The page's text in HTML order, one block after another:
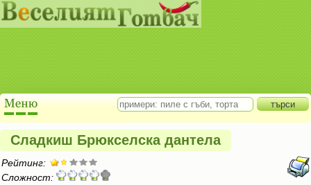
Сладкиш Брюкселска дантела
Рейтинг:
Сложност: